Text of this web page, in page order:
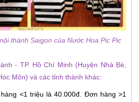
thành Saigon của Nước Hoa Pic Pic
- TP. Hồ Chí Minh (Huyện Nhà Bè,
Môn) và các tỉnh thành khác:
<1 triệu là 40.000đ. Đơn hàng >1